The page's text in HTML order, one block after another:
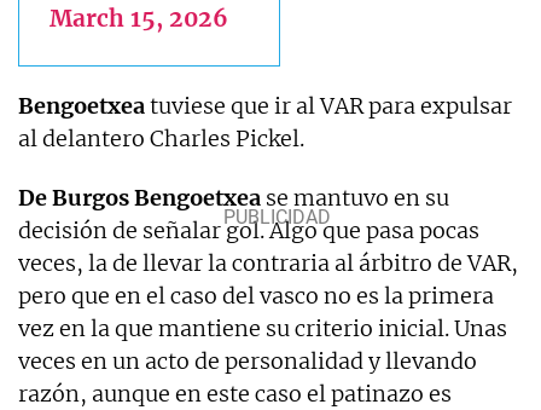
March 15, 2026
Bengoetxeatuviese que ir al VAR para expulsar
al delantero Charles Pickel.
De Burgos Bengoetxea se mantuvo en su
decisión de señalar gol. Algo que pasa pocas
veces, la de llevar la contraria al árbitro de VAR,
pero que en el caso del vasco no es la primera
vez en la que mantiene su criterio inicial. Unas
veces en un acto de personalidad y llevando
razón, aunque en este caso el patinazo es